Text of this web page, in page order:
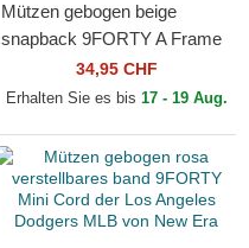
Mützen gebogen beige
snapback 9FORTY A Frame
Floral der Los Angeles
Dodgers MLB von New Era
34,95 CHF
Erhalten Sie es bis 17 - 19 Aug.